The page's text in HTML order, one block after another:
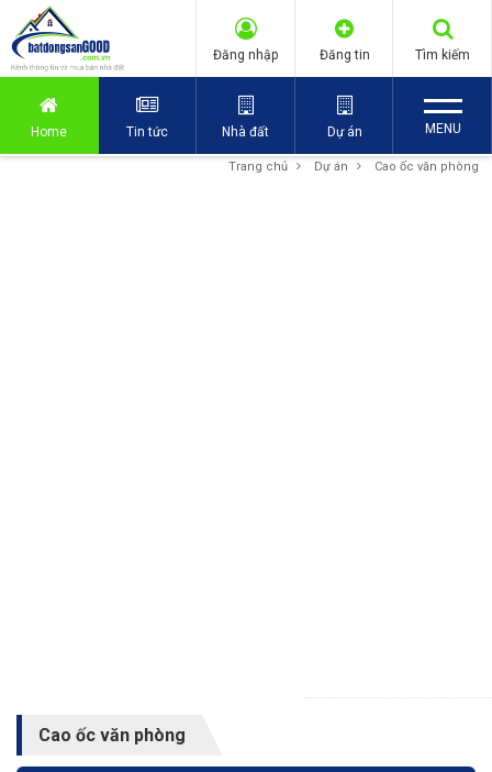
Đăng nhập Đăng tin Tìm kiếm
Home Tin tức Nhà đất Dự án MENU
Trang chủ Dự án Cao ốc văn phòng
Cao ốc văn phòng